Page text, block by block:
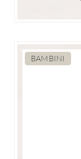
BAMBINI